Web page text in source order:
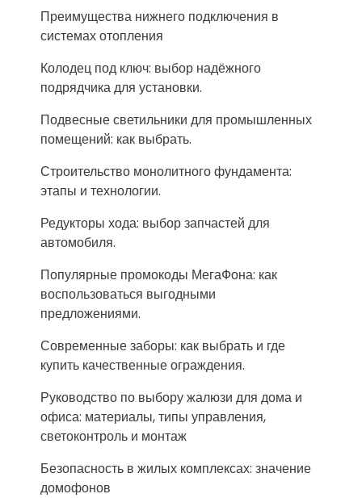
Преимущества нижнего подключения в
системах отопления
Колодец под ключ: выбор надёжного
подрядчика для установки.
Подвесные светильники для промышленных
помещений: как выбрать.
Строительство монолитного фундамента:
этапы и технологии.
Редукторы хода: выбор запчастей для
автомобиля.
Популярные промокоды МегаФона: как
воспользоваться выгодными
предложениями.
Современные заборы: как выбрать и где
купить качественные ограждения.
Руководство по выбору жалюзи для дома и
офиса: материалы, типы управления,
светоконтроль и монтаж
Безопасность в жилых комплексах: значение
домофонов